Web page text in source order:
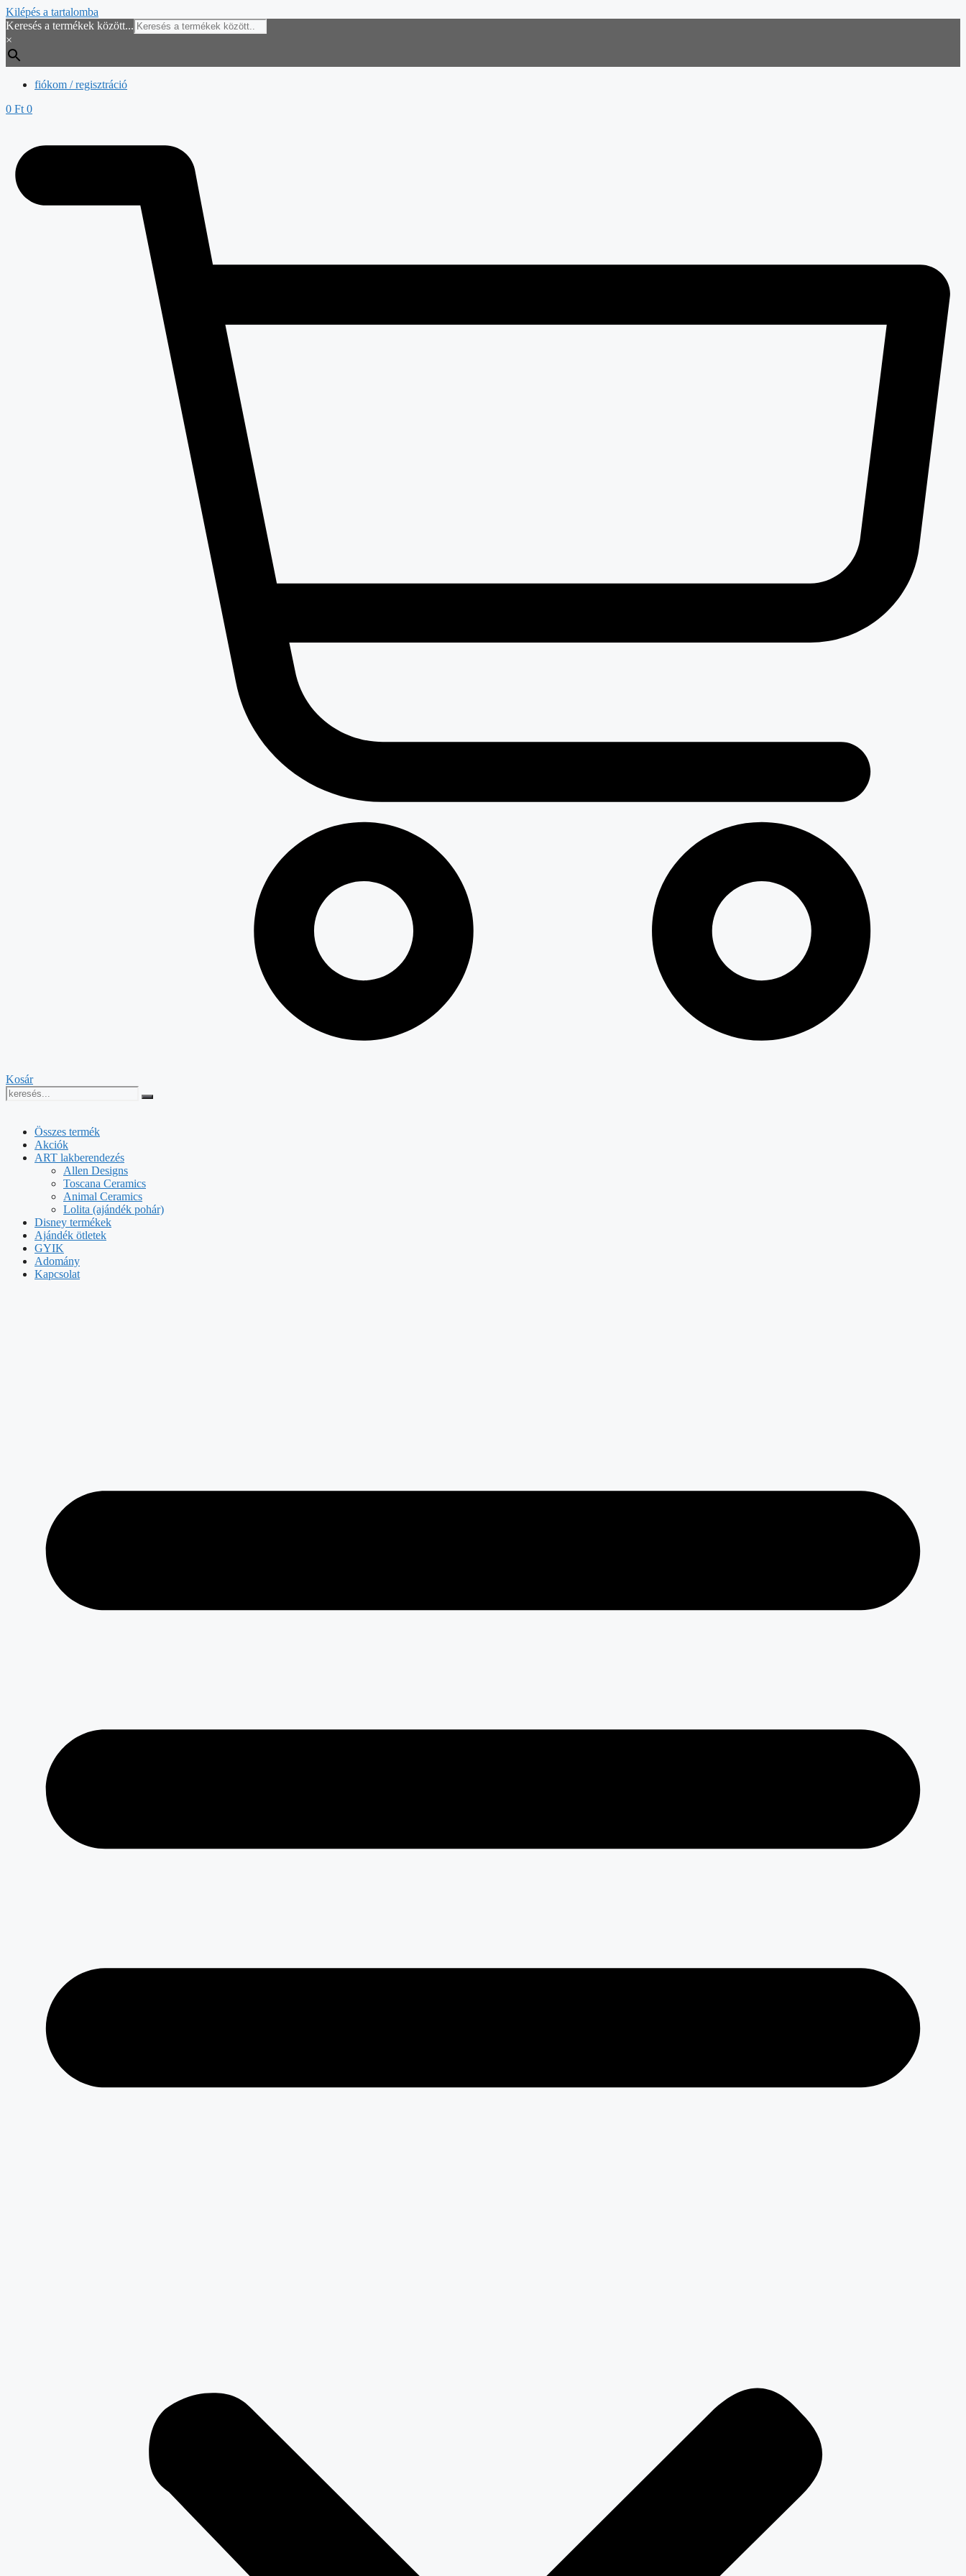
Kilépés a tartalomba
Keresés a termékek között...
×
fiókom / regisztráció
0 Ft 0
Kosár
Összes termék
Akciók
ART lakberendezés
Allen Designs
Toscana Ceramics
Animal Ceramics
Lolita (ajándék pohár)
Disney termékek
Ajándék ötletek
GYIK
Adomány
Kapcsolat